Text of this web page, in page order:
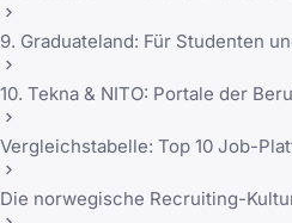
9. Graduateland: Für Studenten
10. Tekna & NITO: Portale der
Vergleichstabelle: Top 10 Job-
Die norwegische Recruiting-